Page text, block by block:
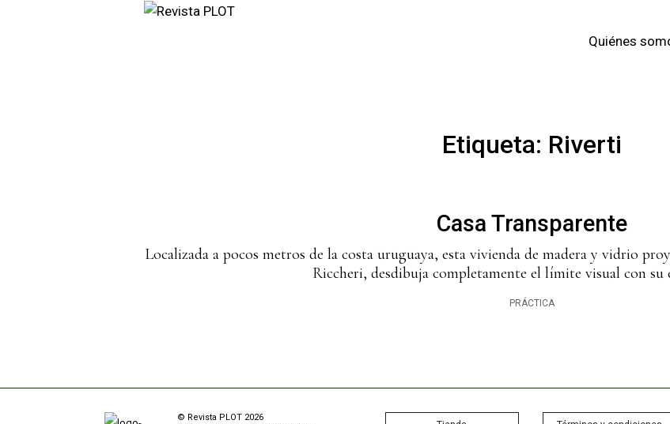
Quiénes
Etiqueta: Riverti
Casa Transparente
Localizada a pocos metros de la costa uruguaya, esta vivienda de madera y vidrio
Riccheri, desdibuja completamente el límite visual con su
PRÁCTICA
© Revista PLOT 2026